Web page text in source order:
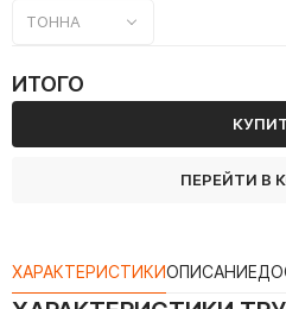
ТОННА
ИТОГО
ПЕРЕЙТИ В
ХАРАКТЕРИСТИКИОПИСАНИЕ